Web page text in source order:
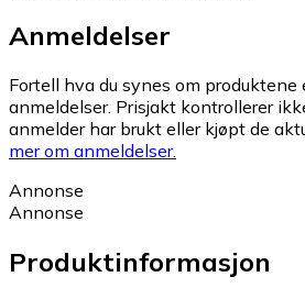
Anmeldelser
Fortell hva du synes om produktene
anmeldelser. Prisjakt kontrollerer
anmelder har brukt eller kjøpt de
mer om anmeldelser.
Annonse
Annonse
Produktinformasjon